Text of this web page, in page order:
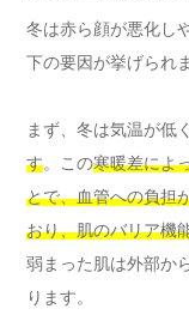
冬は赤ら顔が悪化し
下の要因が挙げられ
まず、冬は気温が低く
す。この寒暖差によ
とで、血管への負担
おり、肌のバリア機
弱まった肌は外部か
ります。